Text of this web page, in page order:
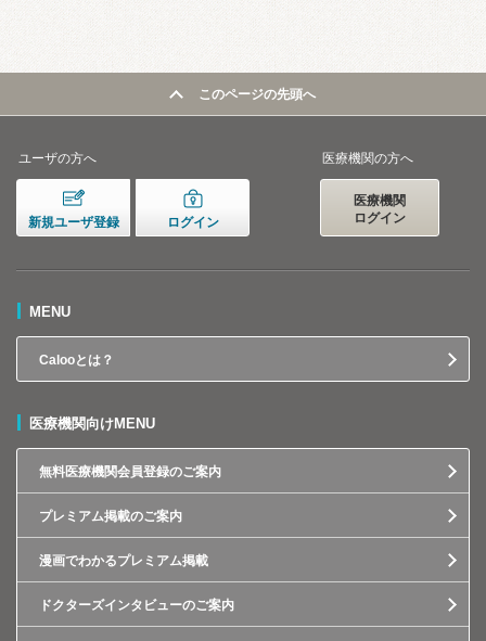
このページの先頭へ
ユーザの方へ
新規ユーザ登録 ログイン
医療機関の方へ
医療機関
ログイン
MENU
Calooとは？
医療機関向けMENU
無料医療機関会員登録のご案内
プレミアム掲載のご案内
漫画でわかるプレミアム掲載
ドクターズインタビューのご案内